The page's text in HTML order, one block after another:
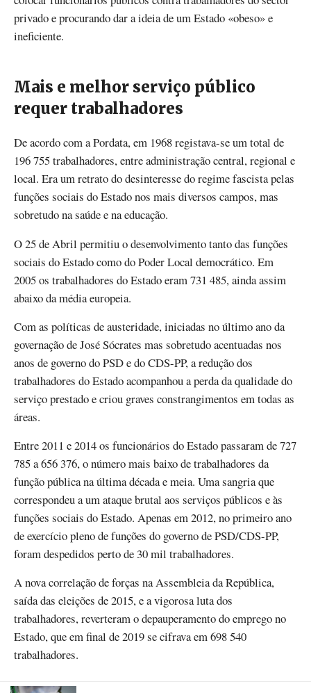
privado e procurando dar a ideia de um Estado «obeso» e
ineficiente.
Mais e melhor serviço público
requer trabalhadores
De acordo com a Pordata, em 1968 registava-se um total de
196 755 trabalhadores, entre administração central, regional e
local. Era um retrato do desinteresse do regime fascista pelas
funções sociais do Estado nos mais diversos campos, mas
sobretudo na saúde e na educação.
O 25 de Abril permitiu o desenvolvimento tanto das funções
sociais do Estado como do Poder Local democrático. Em
2005 os trabalhadores do Estado eram 731 485, ainda assim
abaixo da média europeia.
Com as políticas de austeridade, iniciadas no último ano da
governação de José Sócrates mas sobretudo acentuadas nos
anos de governo do PSD e do CDS-PP, a redução dos
trabalhadores do Estado acompanhou a perda da qualidade do
serviço prestado e criou graves constrangimentos em todas as
áreas.
Entre 2011 e 2014 os funcionários do Estado passaram de 727
785 a 656 376, o número mais baixo de trabalhadores da
função pública na última década e meia. Uma sangria que
correspondeu a um ataque brutal aos serviços públicos e às
funções sociais do Estado. Apenas em 2012, no primeiro ano
de exercício pleno de funções do governo de PSD/CDS-PP,
foram despedidos perto de 30 mil trabalhadores.
A nova correlação de forças na Assembleia da República,
saída das eleições de 2015, e a vigorosa luta dos
trabalhadores, reverteram o depauperamento do emprego no
Estado, que em final de 2019 se cifrava em 698 540
trabalhadores.